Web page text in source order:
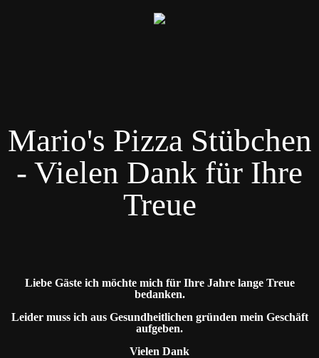
Mario's Pizza Stübchen
- Vielen Dank für Ihre
Treue
Liebe Gäste ich möchte mich für Ihre Jahre lange Treue
bedanken.
Leider muss ich aus Gesundheitlichen gründen mein Geschäft
aufgeben.
Vielen Dank